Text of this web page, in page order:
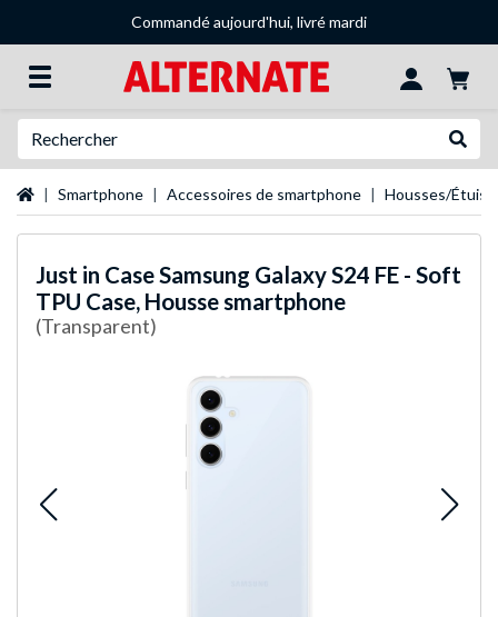
Commandé aujourd'hui, livré mardi
Page d'accueil
Smartphone Accessoires de smartphone Housses/Étuis
Just in CaseSamsung Galaxy S24 FE - Soft
TPU Case, Housse smartphone
(Transparent)